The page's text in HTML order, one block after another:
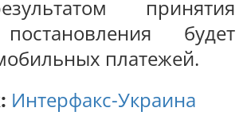
принятия
будет
платежей.
Интерфакс-Украина